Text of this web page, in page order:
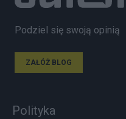
Podziel się swoją opinią
ZAŁÓŻ BLOG
Polityka